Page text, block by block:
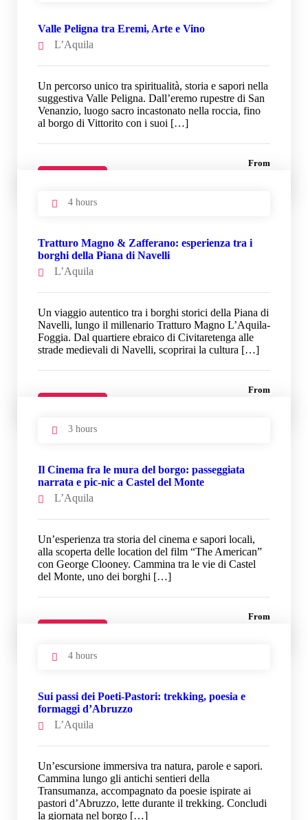
Valle Peligna tra Eremi, Arte e Vino
L’Aquila
Un percorso unico tra spiritualità, storia e sapori nella
suggestiva Valle Peligna. Dall’eremo rupestre di San
Venanzio, luogo sacro incastonato nella roccia, fino
al borgo di Vittorito con i suoi […]
From
4 hours
Tratturo Magno & Zafferano: esperienza tra i
borghi della Piana di Navelli
L’Aquila
Un viaggio autentico tra i borghi storici della Piana di
Navelli, lungo il millenario Tratturo Magno L’Aquila-
Foggia. Dal quartiere ebraico di Civitaretenga alle
strade medievali di Navelli, scoprirai la cultura […]
From
3 hours
Il Cinema fra le mura del borgo: passeggiata
narrata e pic-nic a Castel del Monte
L’Aquila
Un’esperienza tra storia del cinema e sapori locali,
alla scoperta delle location del film “The American”
con George Clooney. Cammina tra le vie di Castel
del Monte, uno dei borghi […]
From
4 hours
Sui passi dei Poeti-Pastori: trekking, poesia e
formaggi d’Abruzzo
L’Aquila
Un’escursione immersiva tra natura, parole e sapori.
Cammina lungo gli antichi sentieri della
Transumanza, accompagnato da poesie ispirate ai
pastori d’Abruzzo, lette durante il trekking. Concludi
la giornata nel borgo […]